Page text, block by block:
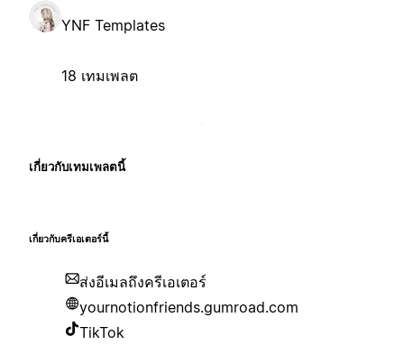
YNF Templates
18 เทมเพลต
เกี่ยวกับเทมเพลตนี้
เกี่ยวกับครีเอเตอร์นี้
ส่งอีเมลถึงครีเอเตอร์
yournotionfriends.gumroad.com
TikTok